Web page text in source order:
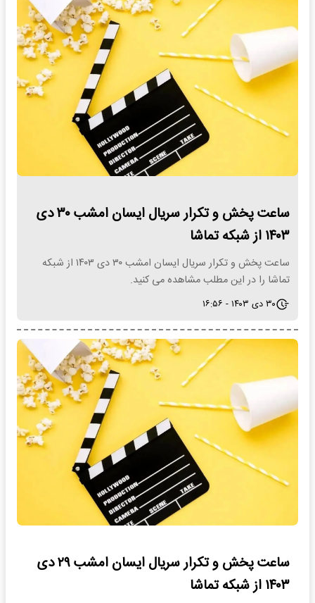
ساعت پخش و تکرار سریال ایسان امشب ۳۰ دی
۱۴۰۳ از شبکه تماشا
ساعت پخش و تکرار سریال ایسان امشب ۳۰ دی ۱۴۰۳ از شبکه
تماشا را در این مطلب مشاهده می کنید.
۳۰ دی ۱۴۰۳ - ۱۶:۵۶
ساعت پخش و تکرار سریال ایسان امشب ۲۹ دی
۱۴۰۳ از شبکه تماشا